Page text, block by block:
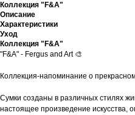
Коллекция "F&A"
Описание
Характеристики
Уход
Коллекция "F&A"
"F&A" - Fergus and Art 🎨
Коллекция-напоминание о
Сумки созданы в различных стилях
настоящее произведение искусства,